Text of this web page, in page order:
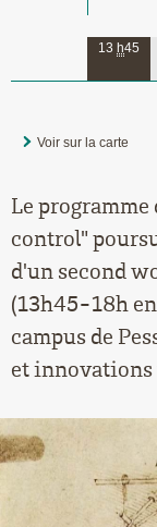
13 h45
Voir sur la carte
Le
control"
d'un second
(13h45-18h
campus de
et innovations